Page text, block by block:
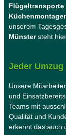
Flügeltransporte
unserem
Münstersteht
Jeder
Unsere
und
Teams mit
Qualität und
erkennt das auch